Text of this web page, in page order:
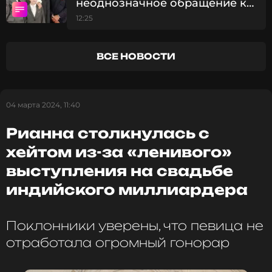
неоднозначное обращение к
младшей дочери
12:25
ВСЕ НОВОСТИ
04 марта 2024, 11:40
Рианна столкнулась с
хейтом из-за «ленивого»
выступления на свадьбе
индийского миллиардера
Поклонники уверены, что певица не
отработала огромный гонорар